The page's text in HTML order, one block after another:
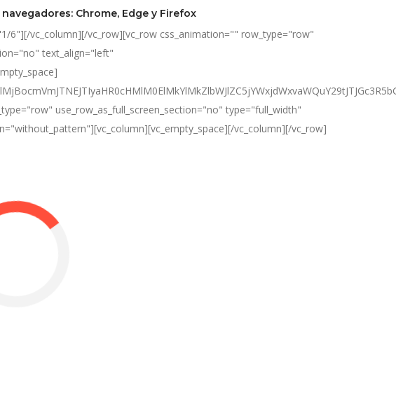
Chrome, Edge y Firefox
6"][/vc_column][/vc_row][vc_row css_animation="" row_type="row"
text_align="left"
use_row_as_full_screen_section="no" type="full_width"
vc_column][/vc_row]